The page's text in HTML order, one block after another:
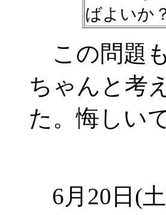
ばよいか
この問題
ちゃんと考
た。悔しい
6月20日(